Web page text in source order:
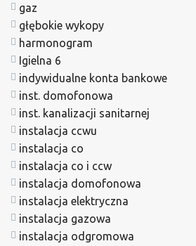
gaz
głębokie wykopy
harmonogram
Igielna 6
indywidualne konta bankowe
inst. domofonowa
inst. kanalizacji sanitarnej
instalacja ccwu
instalacja co
instalacja co i ccw
instalacja domofonowa
instalacja elektryczna
instalacja gazowa
instalacja odgromowa